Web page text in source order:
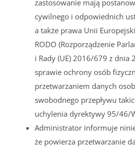
zastosowanie mają
cywilnego i odpowiednich
a także prawa Unii
RODO (Rozporządzenie
i Rady (UE) 2016/679 z
sprawie ochrony osób
przetwarzaniem danych
swobodnego przepływu
uchylenia dyrektywy 95/46/
Administrator informuje
że powierza przetwarzanie